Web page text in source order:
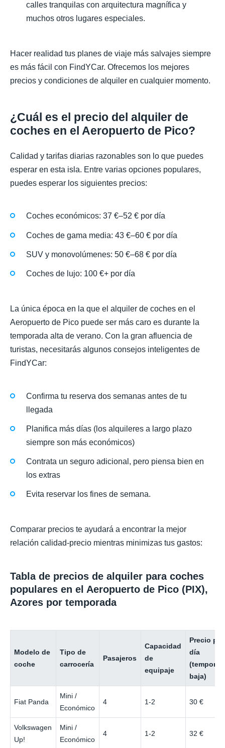
calles tranquilas con arquitectura magnífica y
muchos otros lugares especiales.
Hacer realidad tus planes de viaje más salvajes siempre
es más fácil con FindYCar. Ofrecemos los mejores
precios y condiciones de alquiler en cualquier momento.
¿Cuál es el precio del alquiler de
coches en el Aeropuerto de Pico?
Calidad y tarifas diarias razonables son lo que puedes
esperar en esta isla. Entre varias opciones populares,
puedes esperar los siguientes precios:
Coches económicos: 37 €–52 € por día
Coches de gama media: 43 €–60 € por día
SUV y monovolúmenes: 50 €–68 € por día
Coches de lujo: 100 €+ por día
La única época en la que el alquiler de coches en el
Aeropuerto de Pico puede ser más caro es durante la
temporada alta de verano. Con la gran afluencia de
turistas, necesitarás algunos consejos inteligentes de
FindYCar:
Confirma tu reserva dos semanas antes de tu
llegada
Planifica más días (los alquileres a largo plazo
siempre son más económicos)
Contrata un seguro adicional, pero piensa bien en
los extras
Evita reservar los fines de semana.
Comparar precios te ayudará a encontrar la mejor
relación calidad-precio mientras minimizas tus gastos:
Tabla de precios de alquiler para coches
populares en el Aeropuerto de Pico (PIX),
Azores por temporada
Modelo de
coche
Tipo de
carrocería
Pasajeros
Capacidad
de
equipaje
Precio por
día
baja)
Fiat Panda
Mini /
Económico
4 1-2 30 €
Volkswagen
Up!
Mini /
Económico
4 1-2 32 €